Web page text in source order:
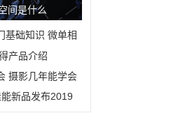
间是什么
基础知识 微单相
产品介绍
摄影几年能学会
新品发布2019